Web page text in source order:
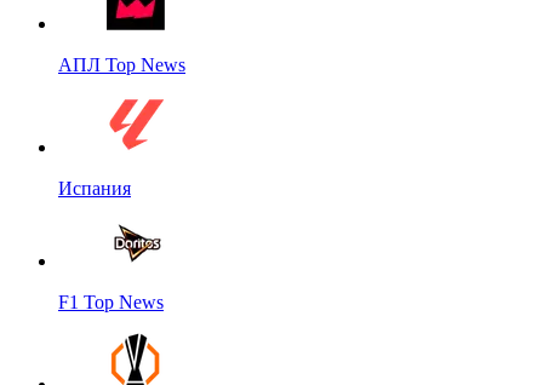
АПЛ Top News
Испания
F1 Top News